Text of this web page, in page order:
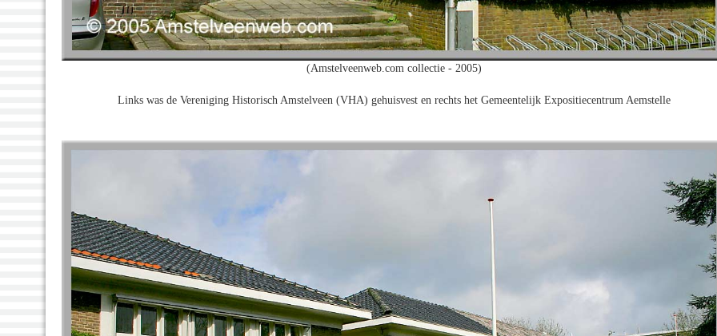
(Amstelveenweb.com collectie - 2005)
Links was de Vereniging Historisch Amstelveen (VHA) gehuisvest en rechts het Gemeentelijk Expositiecentrum Aemstelle